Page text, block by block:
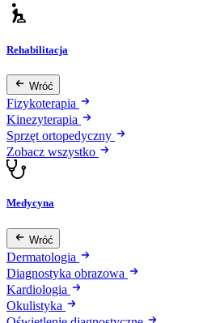
Rehabilitacja
Wróć
Fizykoterapia
Kinezyterapia
Sprzęt ortopedyczny
Zobacz wszystko
Medycyna
Wróć
Dermatologia
Diagnostyka obrazowa
Kardiologia
Okulistyka